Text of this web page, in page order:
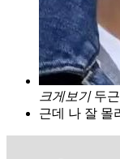
크게보기 두
근데 나 잘 몰